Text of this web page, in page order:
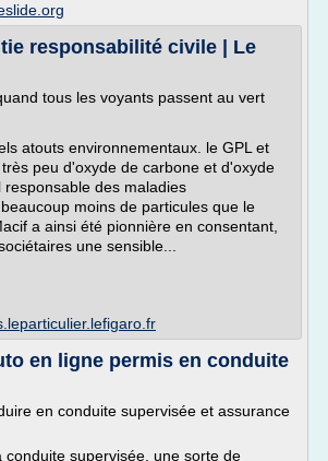
responsabilité civile | Le
tous les voyants passent au vert
atouts environnementaux. le GPL et
peu d'oxyde de carbone et d'oxyde
des maladies
moins de particules que le
a ainsi été pionnière en consentant,
une sensible...
en ligne permis en conduite
en conduite supervisée et assurance
conduite supervisée, une sorte de